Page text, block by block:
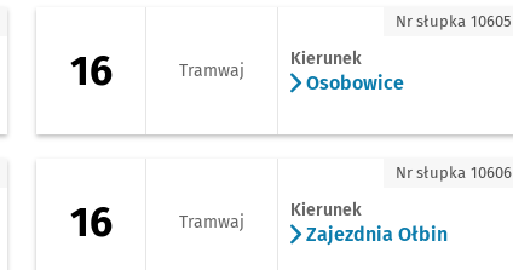
16 Tramwaj
Kierunek
Osobowice
Nr słupka 10605
16 - kierunek Zajezdnia Ołbin
16 Tramwaj
Kierunek
Zajezdnia Ołbin
Nr słupka 10606